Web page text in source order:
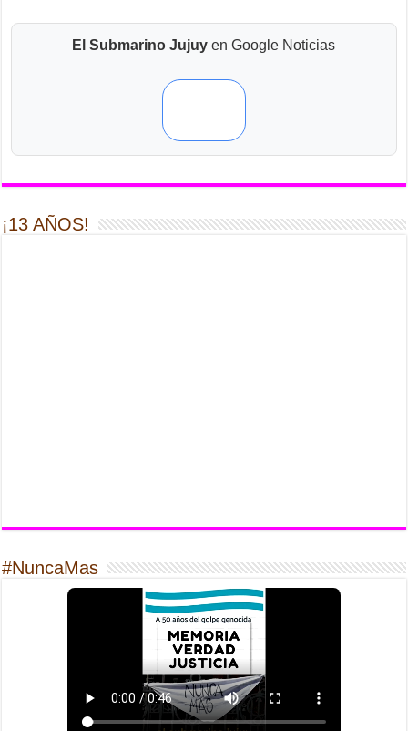
El Submarino Jujuy en Google Noticias
¡13 AÑOS!
#NuncaMas